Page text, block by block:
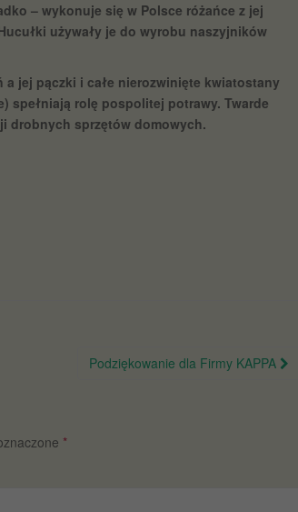
– wykonuje się w Polsce różańce z jej
używały je do wyrobu naszyjników
jej pączki i całe nierozwinięte kwiatostany
spełniają rolę pospolitej potrawy. Twarde
drobnych sprzętów domowych.
Podziękowanie dla Firmy KAPPA
*